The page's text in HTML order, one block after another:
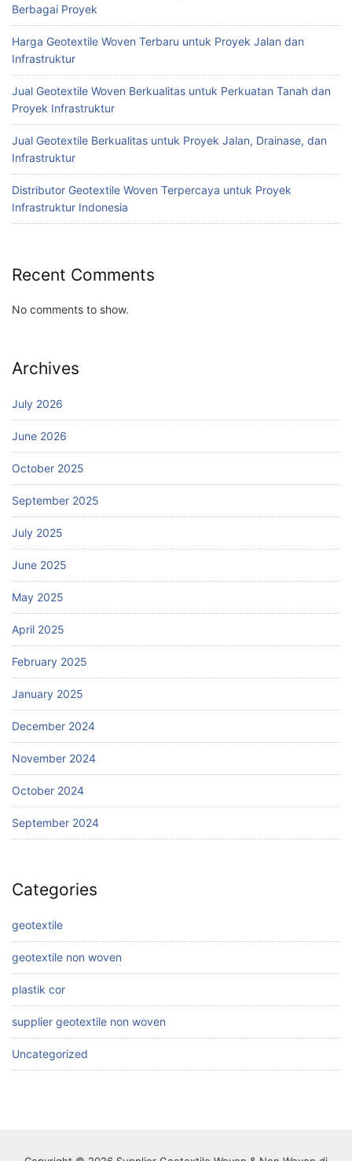
Berbagai Proyek
Harga Geotextile Woven Terbaru untuk Proyek Jalan dan
Infrastruktur
Jual Geotextile Woven Berkualitas untuk Perkuatan Tanah dan
Proyek Infrastruktur
Jual Geotextile Berkualitas untuk Proyek Jalan, Drainase, dan
Infrastruktur
Distributor Geotextile Woven Terpercaya untuk Proyek
Infrastruktur Indonesia
Recent Comments
No comments to show.
Archives
July 2026
June 2026
October 2025
September 2025
July 2025
June 2025
May 2025
April 2025
February 2025
January 2025
December 2024
November 2024
October 2024
September 2024
Categories
geotextile
geotextile non woven
plastik cor
supplier geotextile non woven
Uncategorized